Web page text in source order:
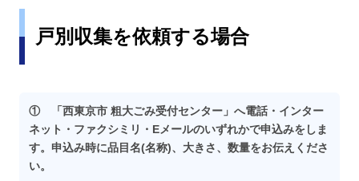
戸別収集を依頼する場合
① 「西東京市 粗大ごみ受付センター」へ電話・インター
ネット・ファクシミリ・Eメールのいずれかで申込みをしま
す。申込み時に品目名(名称)、大きさ、数量をお伝えくださ
い。